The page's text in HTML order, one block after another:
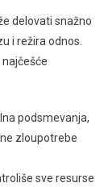
delovati snažno
i režira odnos.
podsmevanja,
zloupotrebe
sve resurse